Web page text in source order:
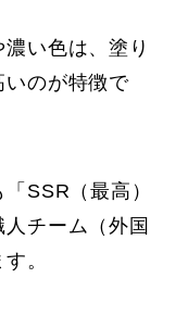
い色は、塗り
いのが特徴で
SSR（最高）
チーム（外国
。